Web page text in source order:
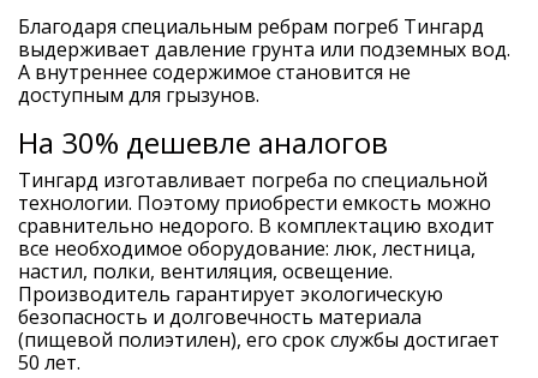
Благодаря специальным ребрам погреб Тингард
выдерживает давление грунта или подземных вод.
А внутреннее содержимое становится не
доступным для грызунов.
На 30% дешевле аналогов
Тингард изготавливает погреба по специальной
технологии. Поэтому приобрести емкость можно
сравнительно недорого. В комплектацию входит
все необходимое оборудование: люк, лестница,
настил, полки, вентиляция, освещение.
Производитель гарантирует экологическую
безопасность и долговечность материала
(пищевой полиэтилен), его срок службы достигает
50 лет.